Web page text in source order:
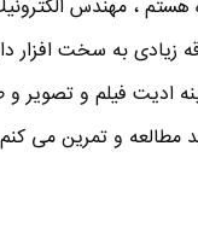
هستم ، مهندس
زیادی به سخت افزار
ادیت فیلم و تصویر و
مطالعه و تمرین می